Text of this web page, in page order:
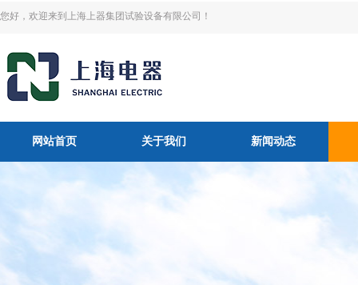
您好，欢迎来到上海上器集团试验设备有限公司！
网站首页 关于我们 新闻动态